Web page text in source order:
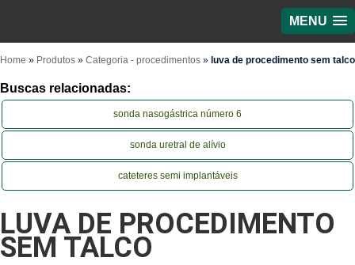
MENU
Home » Produtos » Categoria - procedimentos » luva de procedimento sem talco
Buscas relacionadas:
sonda nasogástrica número 6
sonda uretral de alívio
cateteres semi implantáveis
LUVA DE PROCEDIMENTO
SEM TALCO